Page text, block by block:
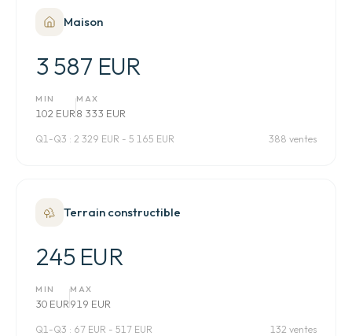
Maison
3 587 EUR
MIN
102 EUR
MAX
8 333 EUR
Q1-Q3 : 2 329 EUR - 5 165 EUR 388 ventes
Terrain constructible
245 EUR
MIN
30 EUR
MAX
919 EUR
Q1-Q3 : 67 EUR - 517 EUR 132 ventes